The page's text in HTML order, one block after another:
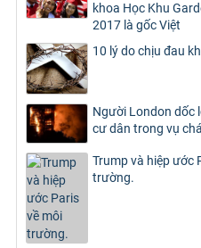
khoa Học Khu
2017 là gốc Việt
10 lý do chịu đau
Người London dốc
cư dân trong vụ
Trump và hiệp ước
trường.